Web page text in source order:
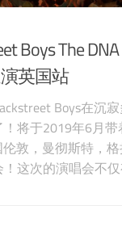
Boys The DNA
英国站
Boys在沉
将于2019年6月带
敦，曼彻斯特，
这次的演唱会不